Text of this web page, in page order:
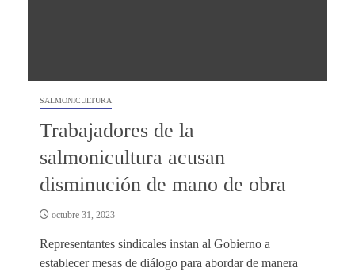
SALMONICULTURA
Trabajadores de la
salmonicultura acusan
disminución de mano de obra
octubre 31, 2023
Representantes sindicales instan al Gobierno a
establecer mesas de diálogo para abordar de manera